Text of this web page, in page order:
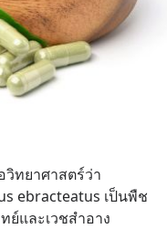
ทยาศาสตร์ว่า
ebracteatus เป็นพืช
ย์และเวชสำอาง